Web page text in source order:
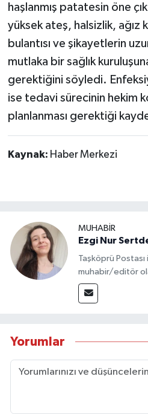
haşlanmış patatesin öne
yüksek ateş, halsizlik, ağız
bulantısı ve şikayetlerin
mutlaka bir sağlık
gerektiğini söyledi.
ise tedavi sürecinin hekim
planlanması gerektiği
Kaynak: Haber Merkezi
MUHABİR
Ezgi Nur
Taşköprü
muhabir/editör
Yorumlar